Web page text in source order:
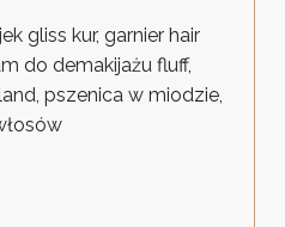
gliss kur, garnier hair
do demakijażu fluff,
pszenica w miodzie,